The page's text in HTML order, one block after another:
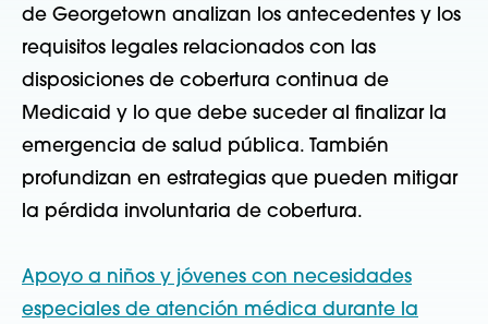
de Georgetown analizan los antecedentes y los
requisitos legales relacionados con las
disposiciones de cobertura continua de
Medicaid y lo que debe suceder al finalizar la
emergencia de salud pública. También
profundizan en estrategias que pueden mitigar
la pérdida involuntaria de cobertura.
Apoyo a niños y jóvenes con necesidades
especiales de atención médica durante la